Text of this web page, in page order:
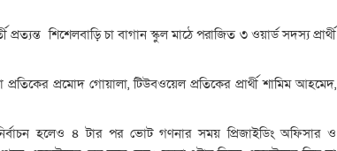
শিশেলবাড়ি চা বাগান স্কুল মাঠে পরাজিত ৩ ওয়ার্ড সদস্য প্রার্থী
প্রতিকের প্রমোদ গোয়ালা, টিউবওয়েল প্রতিকের প্রার্থী শামিম আহমেদ,
হলেও ৪ টার পর ভোট গণনার সময় প্রিজাইডিং অফিসার ও